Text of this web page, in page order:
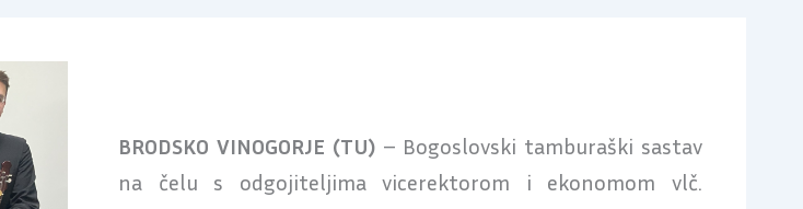
BRODSKO VINOGORJE (TU)– Bogoslovski tamburaški sastav
na čelu s odgojiteljima vicerektorom i ekonomom vlč.